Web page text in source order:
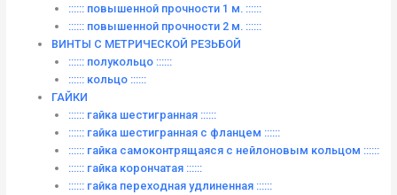
:::::: повышенной прочности 1 м. ::::::
:::::: повышенной прочности 2 м. ::::::
ВИНТЫ C МЕТРИЧЕСКОЙ РЕЗЬБОЙ
:::::: полукольцо ::::::
:::::: кольцо ::::::
ГАЙКИ
:::::: гайка шестигранная ::::::
:::::: гайка шестигранная с фланцем ::::::
:::::: гайка самоконтрящаяся с нейлоновым кольцом ::::::
:::::: гайка корончатая ::::::
:::::: гайка переходная удлиненная ::::::